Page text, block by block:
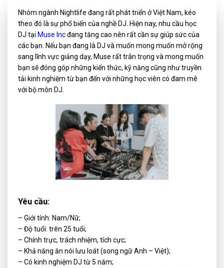
Nhóm ngành Nightlife đang rất phát triển ở Việt Nam, kéo
theo đó là sự phổ biến của nghề DJ. Hiện nay, nhu cầu học
DJ tại Muse Incđang tăng cao nên rất cần sự giúp sức của
các bạn. Nếu bạn đang là DJ và muốn mong muốn mở rộng
sang lĩnh vực giảng dạy, Muse rất trân trọng và mong muốn
bạn sẽ đóng góp những kiến thức, kỹ năng cũng như truyền
tải kinh nghiệm từ bạn đến với những học viên có đam mê
với bộ môn DJ.
Yêu cầu:
– Giới tính: Nam/Nữ;
– Độ tuổi: trên 25 tuổi;
– Chính trực, trách nhiệm, tích cực;
– Khả năng ăn nói lưu loát (song ngữ Anh – Việt);
– Có kinh nghiệm DJ từ 5 năm;